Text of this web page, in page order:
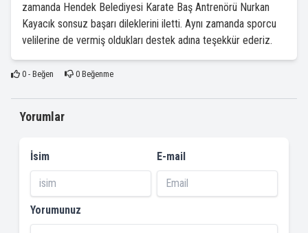
zamanda Hendek Belediyesi Karate Baş Antrenörü Nurkan
Kayacık sonsuz başarı dileklerini iletti. Aynı zamanda sporcu
velilerine de vermiş oldukları destek adına teşekkür ederiz.
0- Beğen 0Beğenme
Yorumlar
İsim E-mail
Yorumunuz